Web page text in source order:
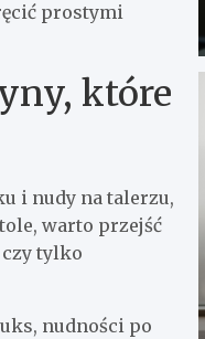
prostymi
które
i nudy na talerzu,
warto przejść
tylko
nudności po